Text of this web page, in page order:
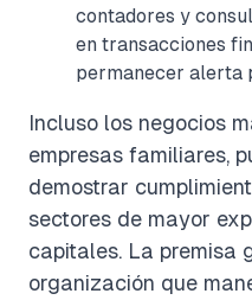
contadores y
en transacciones
permanecer alerta
Incluso los negocios
empresas familiares,
demostrar
sectores de mayor
capitales. La premisa
organización que